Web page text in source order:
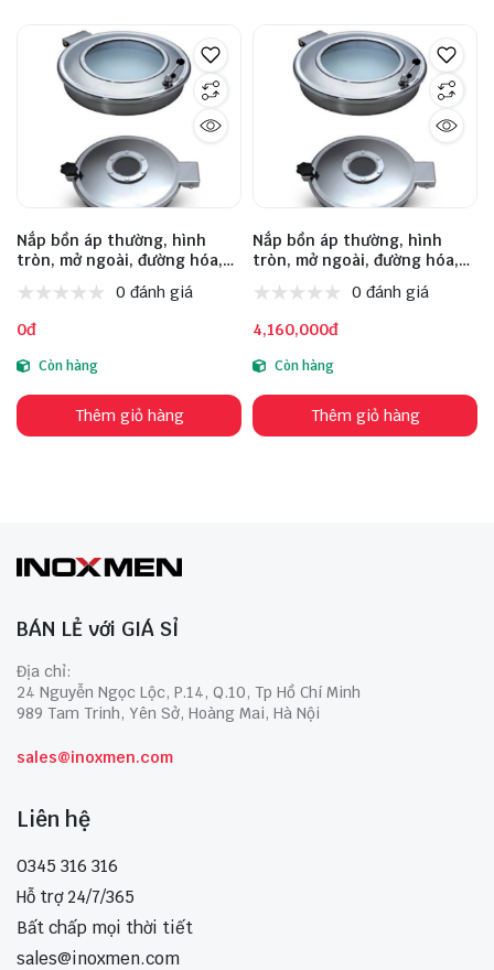
Nắp bồn áp thường, hình
tròn, mở ngoài, đường hóa,
C 600 608 4 100 3 1
DN400/500 0-0.2, size 600,
inox 304
0 đánh giá
0đ
Còn hàng
Thêm giỏ hàng
Nắp bồn áp thường, hình
tròn, mở ngoài, đường hóa,
C 350 355 2.5 100 2.5 1 DN80
0-0.2, size 350, inox 316
0 đánh giá
4,160,000đ
Còn hàng
Thêm giỏ hàng
BÁN LẺ với GIÁ SỈ
Địa chỉ:
24 Nguyễn Ngọc Lộc, P.14, Q.10, Tp Hồ Chí Minh
989 Tam Trinh, Yên Sở, Hoàng Mai, Hà Nội
sales@inoxmen.com
Liên hệ
0345 316 316
Hỗ trợ 24/7/365
Bất chấp mọi thời tiết
sales@inoxmen.com